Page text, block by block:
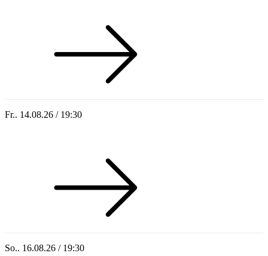
Fr.. 14.08.26 / 19:30
So.. 16.08.26 / 19:30